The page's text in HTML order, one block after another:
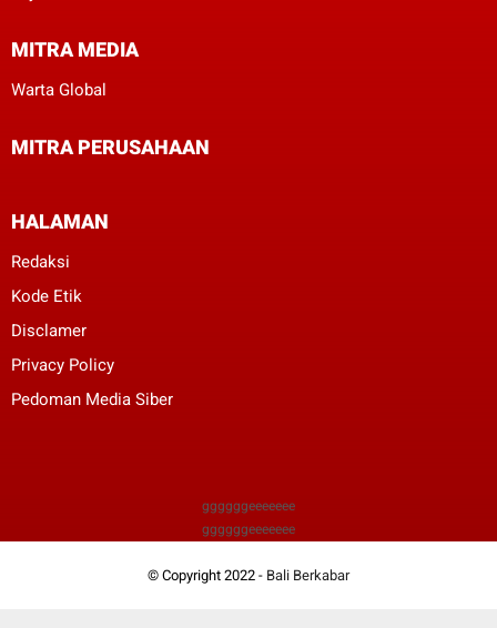
MITRA MEDIA
Warta Global
MITRA PERUSAHAAN
HALAMAN
Redaksi
Kode Etik
Disclamer
Privacy Policy
Pedoman Media Siber
ggggggeeeeeee
ggggggeeeeeee
© Copyright 2022 - Bali Berkabar